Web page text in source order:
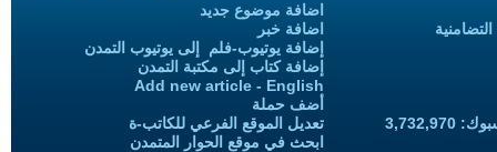
اضافة موضوع جديد
اضافة خبر
إضافة يوتيوب-فلم إلى يوتيوب التمدن
إضافة كتاب إلى مكتبة التمدن
Add new article - English
أضف حملة
تعديل الموقع الفرعي للكاتب-ة
ابحث في موقع الحوار المتمدن